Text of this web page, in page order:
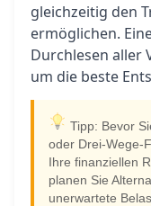
gleichzeitig den
ermöglichen.
Durchlesen aller
um die beste
Tipp: Bevor
oder Drei-Wege-
Ihre finanziellen
planen Sie
unerwartete